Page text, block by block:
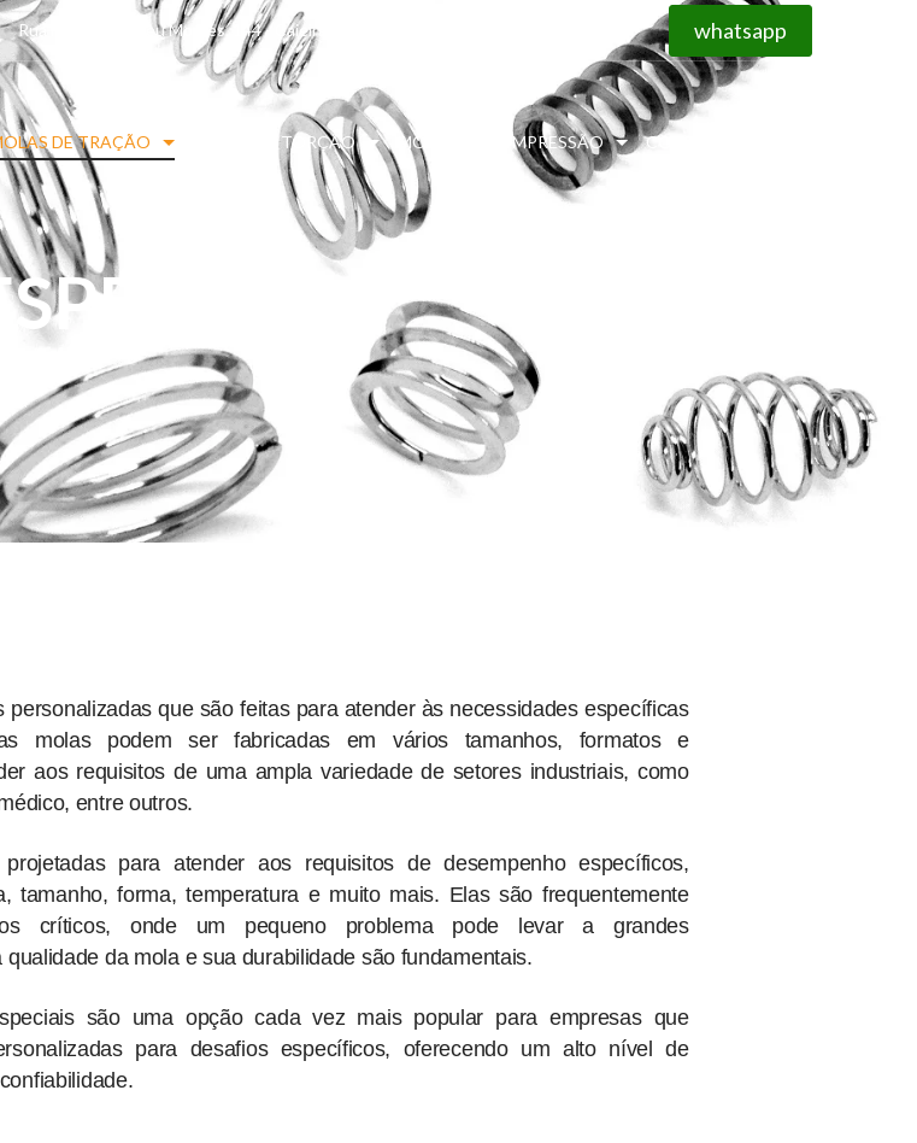
Rua Maria de Abreu Moraes, 144 - Caieiras - SP whatsapp
DE TRAÇÃO MOLAS DE TORÇÃO MOLAS DE COMPRESSÃO CONTATO
personalizadas que são feitas para atender às necessidades específicas
molas podem ser fabricadas em vários tamanhos, formatos e
aos requisitos de uma ampla variedade de setores industriais, como
entre outros.
para atender aos requisitos de desempenho específicos,
tamanho, forma, temperatura e muito mais. Elas são frequentemente
críticos, onde um pequeno problema pode levar a grandes
da mola e sua durabilidade são fundamentais.
são uma opção cada vez mais popular para empresas que
para desafios específicos, oferecendo um alto nível de